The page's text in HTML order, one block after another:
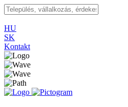
HU
SK
Kontakt